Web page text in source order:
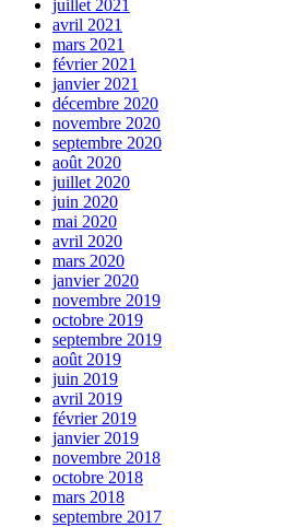
juillet 2021
avril 2021
mars 2021
février 2021
janvier 2021
décembre 2020
novembre 2020
septembre 2020
août 2020
juillet 2020
juin 2020
mai 2020
avril 2020
mars 2020
janvier 2020
novembre 2019
octobre 2019
septembre 2019
août 2019
juin 2019
avril 2019
février 2019
janvier 2019
novembre 2018
octobre 2018
mars 2018
septembre 2017